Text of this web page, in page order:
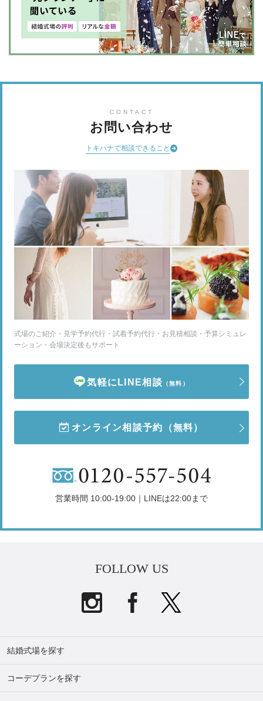
CONTACT
お問い合わせ
トキハナで相談できること
式場のご紹介・見学予約代行・試着予約代行・お見積相談・予算シミュレ
ーション・会場決定後もサポート
気軽にLINE相談 （無料）
オンライン相談予約 （無料）
営業時間 10:00-19:00｜LINEは22:00まで
FOLLOW US
結婚式場を探す
コーデプランを探す